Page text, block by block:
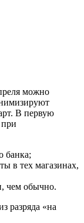
можно
В первую
при
банка;
в тех магазинах,
чем обычно.
разряда «на